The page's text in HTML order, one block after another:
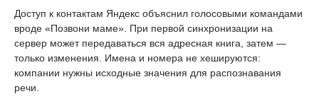
Доступ к контактам Яндекс объяснил голосовыми командами
вроде «Позвони маме». При первой синхронизации на
сервер может передаваться вся адресная книга, затем —
только изменения. Имена и номера не хешируются:
компании нужны исходные значения для распознавания
речи.